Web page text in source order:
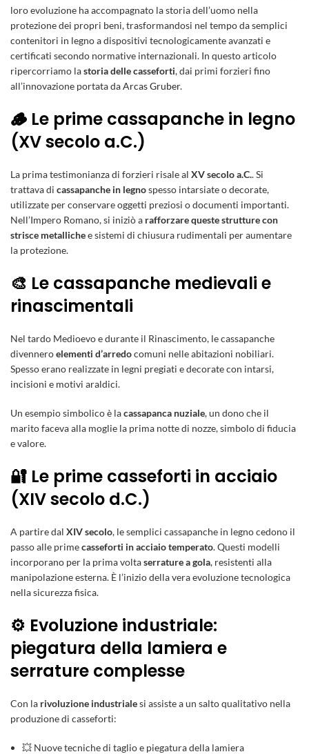
loro evoluzione ha accompagnato la storia dell’uomo nella
protezione dei propri beni, trasformandosi nel tempo da semplici
contenitori in legno a dispositivi tecnologicamente avanzati e
certificati secondo normative internazionali. In questo articolo
ripercorriamo lastoria delle casseforti, dai primi forzieri fino
all’innovazione portata daArcas Gruber.
🪵 Le prime cassapanche in legno
(XV secolo a.C.)
La prima testimonianza di forzieri risale al XV secolo a.C.. Si
trattava di cassapanche in legnospesso intarsiate o decorate,
utilizzate per conservare oggetti preziosi o documenti importanti.
Nell’Impero Romano, si iniziò a rafforzare queste strutture con
strisce metallichee sistemi di chiusura rudimentali per aumentare
la protezione.
🎨 Le cassapanche medievali e
rinascimentali
Nel tardo Medioevo e durante il Rinascimento, le cassapanche
divenneroelementi d’arredocomuni nelle abitazioni nobiliari.
Spesso erano realizzate in legni pregiati e decorate con intarsi,
incisioni e motivi araldici.
Un esempio simbolico è lacassapanca nuziale, un dono che il
marito faceva alla moglie la prima notte di nozze, simbolo di fiducia
e valore.
🔐 Le prime casseforti in acciaio
(XIV secolo d.C.)
A partire dal XIV secolo, le semplici cassapanche in legno cedono il
passo alle primecasseforti in acciaio temperato. Questi modelli
incorporano per la prima voltaserrature a gola, resistenti alla
manipolazione esterna. È l’inizio della vera evoluzione tecnologica
nella sicurezza fisica.
⚙️ Evoluzione industriale:
piegatura della lamiera e
serrature complesse
Con la rivoluzione industrialesi assiste a un salto qualitativo nella
produzione di casseforti:
💥 Nuove tecniche di taglio e piegatura della lamiera